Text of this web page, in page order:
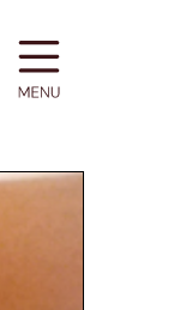
pesquisa